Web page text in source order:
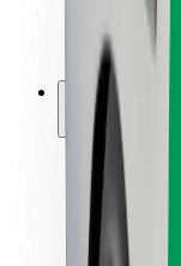
ქალაქები
ქალაქი